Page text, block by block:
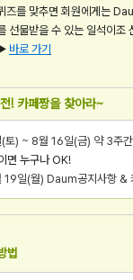
즈를 맞추면 회원에게는
선물받을 수 있는 일석이조
바로 가기
! 카페짱을 찾아라~
토) ~ 8월 16일(금) 약 3주간
면 누구나 OK!
19일(월) Daum공지사항 &
법